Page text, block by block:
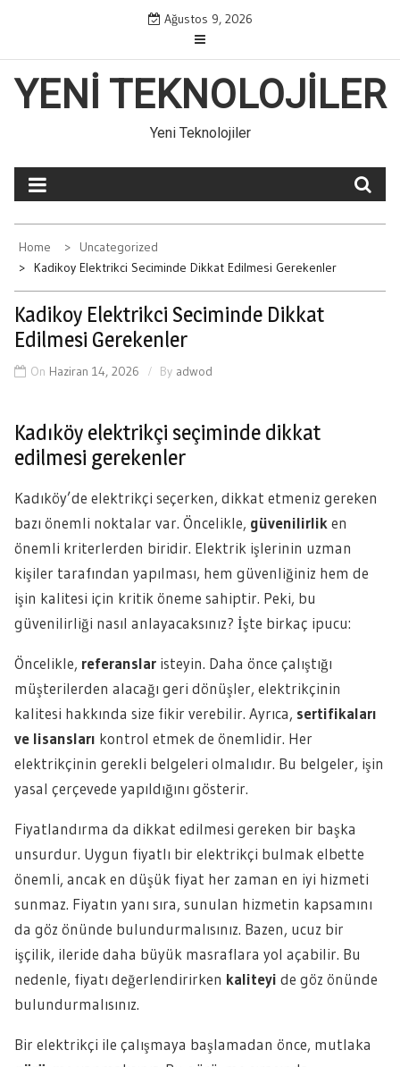
content
Ağustos 9, 2026
YENI TEKNOLOJILER
Yeni Teknolojiler
Home
Uncategorized
Kadikoy Elektrikci Seciminde Dikkat Edilmesi Gerekenler
Kadikoy Elektrikci Seciminde Dikkat
Edilmesi Gerekenler
On Haziran 14, 2026 By adwod
Kadıköy elektrikçi seçiminde dikkat
edilmesi gerekenler
Kadıköy’de elektrikçi seçerken, dikkat etmeniz gereken
bazı önemli noktalar var. Öncelikle, güvenilirlik en
önemli kriterlerden biridir. Elektrik işlerinin uzman
kişiler tarafından yapılması, hem güvenliğiniz hem de
işin kalitesi için kritik öneme sahiptir. Peki, bu
güvenilirliği nasıl anlayacaksınız? İşte birkaç ipucu:
Öncelikle, referanslar isteyin. Daha önce çalıştığı
müşterilerden alacağı geri dönüşler, elektrikçinin
kalitesi hakkında size fikir verebilir. Ayrıca, sertifikaları
ve lisansları kontrol etmek de önemlidir. Her
elektrikçinin gerekli belgeleri olmalıdır. Bu belgeler, işin
yasal çerçevede yapıldığını gösterir.
Fiyatlandırma da dikkat edilmesi gereken bir başka
unsurdur. Uygun fiyatlı bir elektrikçi bulmak elbette
önemli, ancak en düşük fiyat her zaman en iyi hizmeti
sunmaz. Fiyatın yanı sıra, sunulan hizmetin kapsamını
da göz önünde bulundurmalısınız. Bazen, ucuz bir
işçilik, ileride daha büyük masraflara yol açabilir. Bu
nedenle, fiyatı değerlendirirken kaliteyi de göz önünde
bulundurmalısınız.
Bir elektrikçi ile çalışmaya başlamadan önce, mutlaka